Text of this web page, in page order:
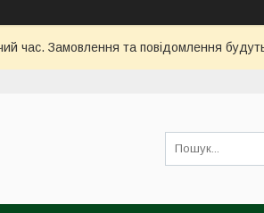
час. Замовлення та повідомлення